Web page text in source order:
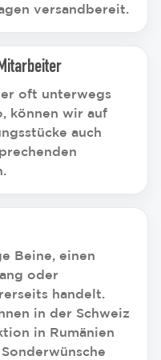
versandbereit.
oft unterwegs
können wir auf
auch
Beine, einen
oder
handelt.
in der Schweiz
in Rumänien